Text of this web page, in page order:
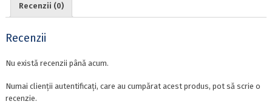
ȘTIINȚIFICE
STUDENȚILOR,
ȘI
DE
LA
Recenzii (0)
Recenzii
Nu există recenzii până acum.
Numai clienții autentificați, care au cumpărat acest produs, pot să scrie o
recenzie.